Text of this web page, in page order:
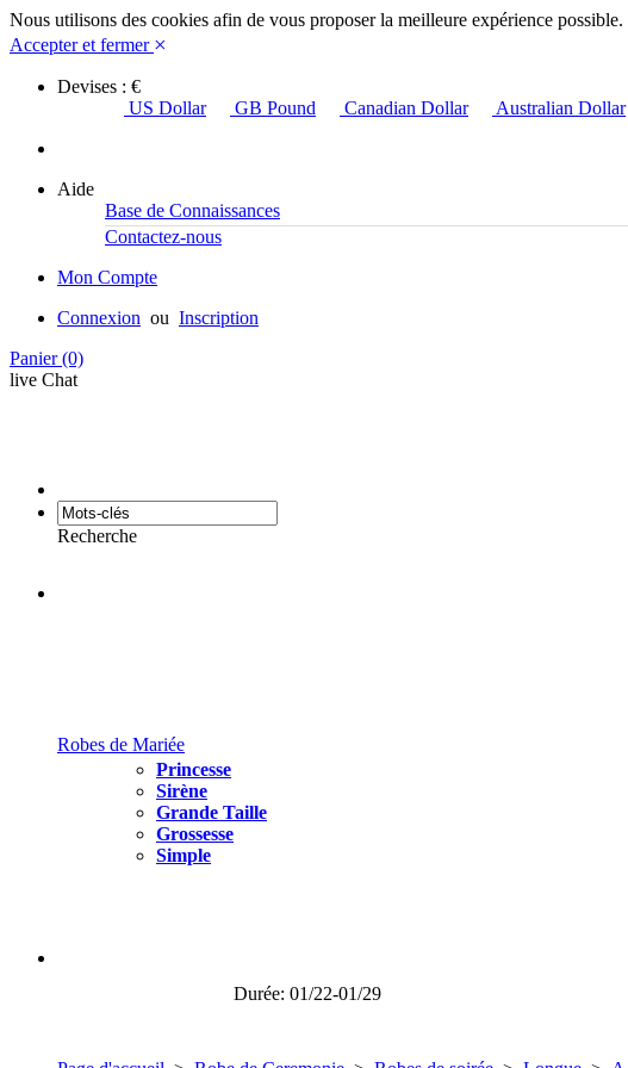
Nous utilisons des cookies afin de vous proposer la meilleure expérience
Accepter et fermer ×
Devises : €
US Dollar
GB Pound Canadian Dollar Australian Dollar
Aide
Base de Connaissances
Contactez-nous
Mon Compte
Connexion ou Inscription
Panier(0)
live Chat
Recherche
Robes de Mariée
Princesse
Sirène
Grande Taille
Grossesse
Simple
Durée: 01/22-01/29